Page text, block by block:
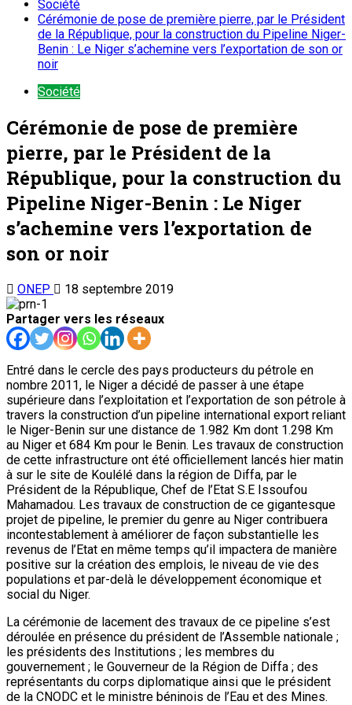
Société
Cérémonie de pose de première pierre, par le Président
de la République, pour la construction du Pipeline Niger-
Benin : Le Niger s’achemine vers l’exportation de son or
noir
Société
Cérémonie de pose de première
pierre, par le Président de la
République, pour la construction du
Pipeline Niger-Benin : Le Niger
s’achemine vers l’exportation de
son or noir
ONEP
18 septembre 2019
Partager vers les réseaux
Entré dans le cercle des pays producteurs du pétrole en
nombre 2011, le Niger a décidé de passer à une étape
supérieure dans l’exploitation et l’exportation de son pétrole à
travers la construction d’un pipeline international export reliant
le Niger-Benin sur une distance de 1.982 Km dont 1.298 Km
au Niger et 684 Km pour le Benin. Les travaux de construction
de cette infrastructure ont été officiellement lancés hier matin
à sur le site de Koulélé dans la région de Diffa, par le
Président de la République, Chef de l’Etat S.E Issoufou
Mahamadou. Les travaux de construction de ce gigantesque
projet de pipeline, le premier du genre au Niger contribuera
incontestablement à améliorer de façon substantielle les
revenus de l’Etat en même temps qu’il impactera de manière
positive sur la création des emplois, le niveau de vie des
populations et par-delà le développement économique et
social du Niger.
La cérémonie de lacement des travaux de ce pipeline s’est
déroulée en présence du président de l’Assemble nationale ;
les présidents des Institutions ; les membres du
gouvernement ; le Gouverneur de la Région de Diffa ; des
représentants du corps diplomatique ainsi que le président
de la CNODC et le ministre béninois de l’Eau et des Mines.